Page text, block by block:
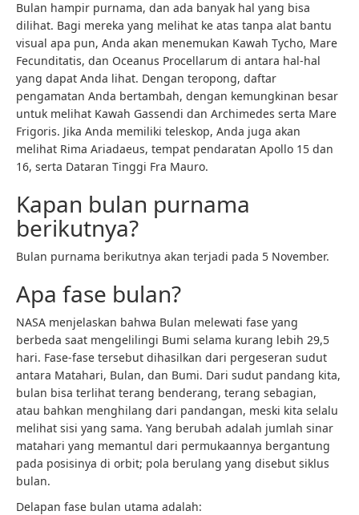
Bulan hampir purnama, dan ada banyak hal yang bisa
dilihat. Bagi mereka yang melihat ke atas tanpa alat bantu
visual apa pun, Anda akan menemukan Kawah Tycho, Mare
Fecunditatis, dan Oceanus Procellarum di antara hal-hal
yang dapat Anda lihat. Dengan teropong, daftar
pengamatan Anda bertambah, dengan kemungkinan besar
untuk melihat Kawah Gassendi dan Archimedes serta Mare
Frigoris. Jika Anda memiliki teleskop, Anda juga akan
melihat Rima Ariadaeus, tempat pendaratan Apollo 15 dan
16, serta Dataran Tinggi Fra Mauro.
Kapan bulan purnama
berikutnya?
Bulan purnama berikutnya akan terjadi pada 5 November.
Apa fase bulan?
NASA menjelaskan bahwa Bulan melewati fase yang
berbeda saat mengelilingi Bumi selama kurang lebih 29,5
hari. Fase-fase tersebut dihasilkan dari pergeseran sudut
antara Matahari, Bulan, dan Bumi. Dari sudut pandang kita,
bulan bisa terlihat terang benderang, terang sebagian,
atau bahkan menghilang dari pandangan, meski kita selalu
melihat sisi yang sama. Yang berubah adalah jumlah sinar
matahari yang memantul dari permukaannya bergantung
pada posisinya di orbit; pola berulang yang disebut siklus
bulan.
Delapan fase bulan utama adalah: